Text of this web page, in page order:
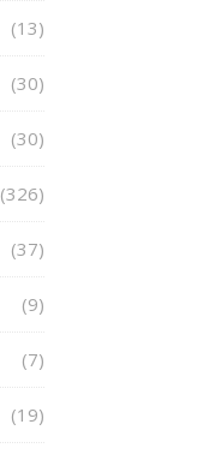
(13)
(30)
(30)
(326)
(37)
(9)
(7)
(19)